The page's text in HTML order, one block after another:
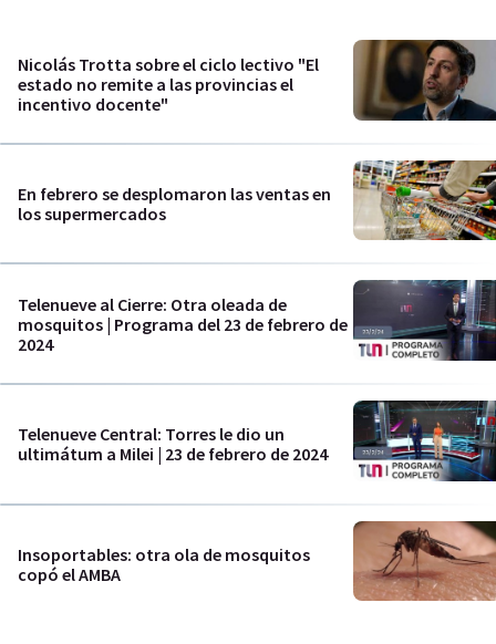
Nicolás Trotta sobre el ciclo lectivo "El
estado no remite a las provincias el
incentivo docente"
En febrero se desplomaron las ventas en
los supermercados
Telenueve al Cierre: Otra oleada de
mosquitos | Programa del 23 de febrero de
2024
Telenueve Central: Torres le dio un
ultimátum a Milei | 23 de febrero de 2024
Insoportables: otra ola de mosquitos
copó el AMBA